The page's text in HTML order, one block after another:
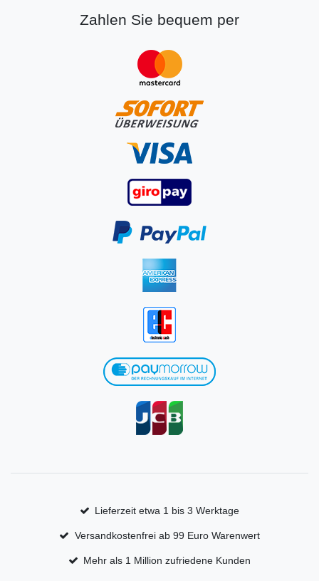
Zahlen Sie bequem per
Lieferzeit etwa 1 bis 3 Werktage
Versandkostenfrei ab 99 Euro Warenwert
Mehr als 1 Million zufriedene Kunden